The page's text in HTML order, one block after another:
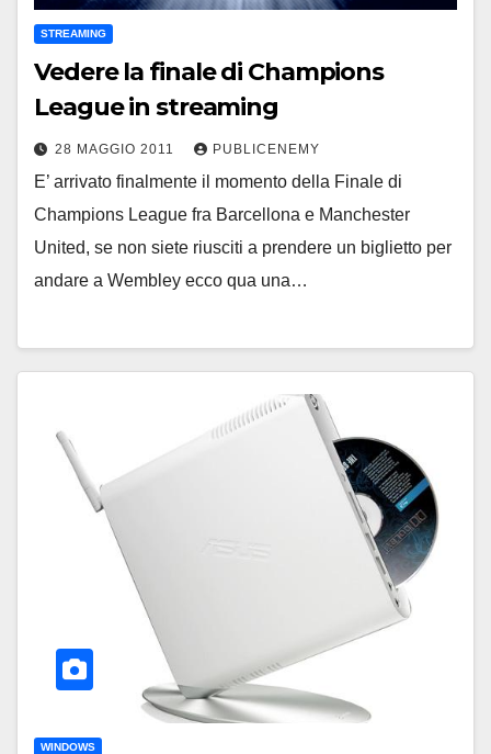
STREAMING
Vedere la finale di Champions
League in streaming
28 MAGGIO 2011 PUBLICENEMY
E’ arrivato finalmente il momento della Finale di
Champions League fra Barcellona e Manchester
United, se non siete riusciti a prendere un biglietto per
andare a Wembley ecco qua una…
WINDOWS